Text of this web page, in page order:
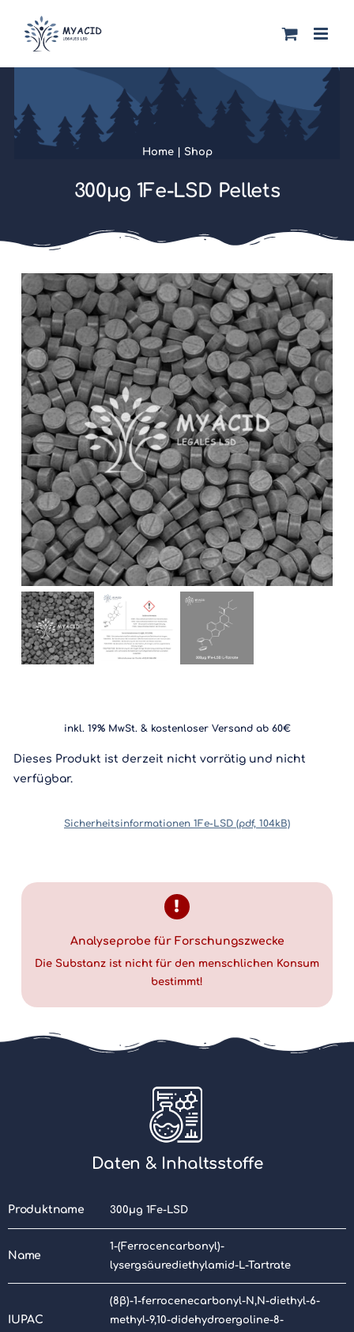
Inhalt
springen
Home| Shop
300µg 1Fe-LSD Pellets
inkl. 19% MwSt. & kostenloser Versand ab 60€
Dieses Produkt ist derzeit nicht vorrätig und nicht
verfügbar.
Sicherheitsinformationen 1Fe-LSD (pdf, 104kB)
Analyseprobe für Forschungszwecke
Die Substanz ist nicht für den menschlichen Konsum
bestimmt!
Daten & Inhaltsstoffe
Produktname 300µg 1Fe-LSD
Name
1-(Ferrocencarbonyl)-
lysergsäurediethylamid-L-Tartrate
IUPAC
(8β)-1-ferrocenecarbonyl-N,N-diethyl-6-
methyl-9,10-didehydroergoline-8-